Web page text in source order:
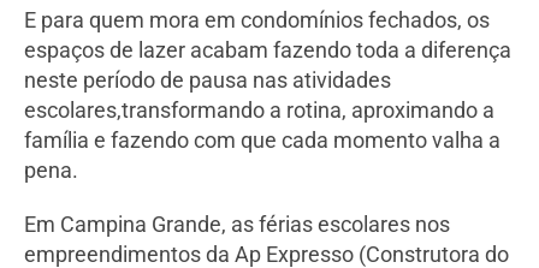
E para quem mora em condomínios fechados, os
espaços de lazer acabam fazendo toda a diferença
neste período de pausa nas atividades
escolares,transformando a rotina, aproximando a
família e fazendo com que cada momento valha a
pena.
Em Campina Grande, as férias escolares nos
empreendimentos da Ap Expresso (Construtora do